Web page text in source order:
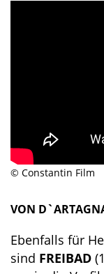
© Constantin Film
VON
Ebenfalls für
sind FREIBAD